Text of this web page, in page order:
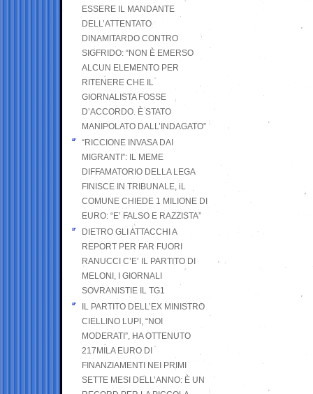
ESSERE IL MANDANTE
DELL’ATTENTATO
DINAMITARDO CONTRO
SIGFRIDO: “NON È EMERSO
ALCUN ELEMENTO PER
RITENERE CHE IL
GIORNALISTA FOSSE
D’ACCORDO. È STATO
MANIPOLATO DALL’INDAGATO”
“RICCIONE INVASA DAI
MIGRANTI”: IL MEME
DIFFAMATORIO DELLA LEGA
FINISCE IN TRIBUNALE, iL
COMUNE CHIEDE 1 MILIONE DI
EURO: “E’ FALSO E RAZZISTA”
DIETRO GLI ATTACCHI A
REPORT PER FAR FUORI
RANUCCI C’E’ IL PARTITO DI
MELONI, I GIORNALI
SOVRANISTIE IL TG1
IL PARTITO DELL’EX MINISTRO
CIELLINO LUPI, “NOI
MODERATI”, HA OTTENUTO
217MILA EURO DI
FINANZIAMENTI NEI PRIMI
SETTE MESI DELL’ANNO: È UN